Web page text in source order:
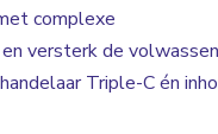
complexe
versterk de
Triple-C én